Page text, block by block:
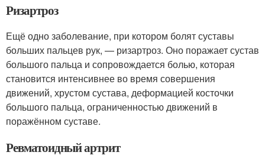
Ризартроз
Ещё одно заболевание, при котором болят суставы
больших пальцев рук, — ризартроз. Оно поражает сустав
большого пальца и сопровождается болью, которая
становится интенсивнее во время совершения
движений, хрустом сустава, деформацией косточки
большого пальца, ограниченностью движений в
поражённом суставе.
Ревматоидный артрит